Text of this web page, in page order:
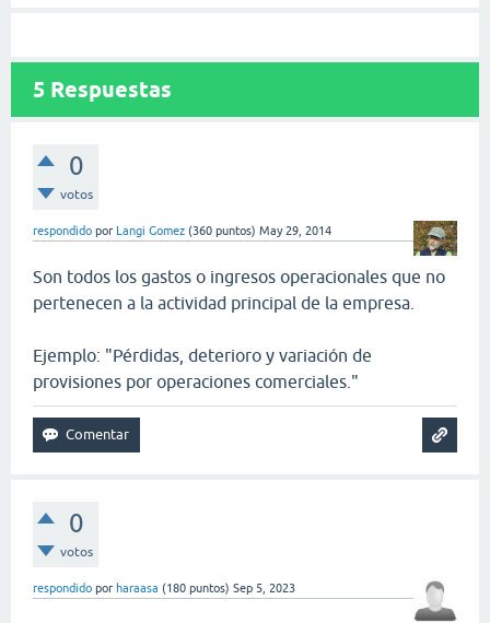
5 Respuestas
0
votos
respondido por Langi Gomez (360 puntos) May 29, 2014
Son todos los gastos o ingresos operacionales que no
pertenecen a la actividad principal de la empresa.
Ejemplo: "Pérdidas, deterioro y variación de
provisiones por operaciones comerciales."
0
votos
respondido por haraasa (180 puntos) Sep 5, 2023